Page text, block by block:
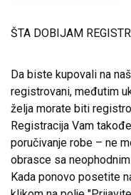
ŠTA DOBIJAM
Da biste kupovali na
registrovani, međutim
želja morate biti
Registracija Vam
poručivanje robe – ne
obrasce sa
Kada ponovo posetite